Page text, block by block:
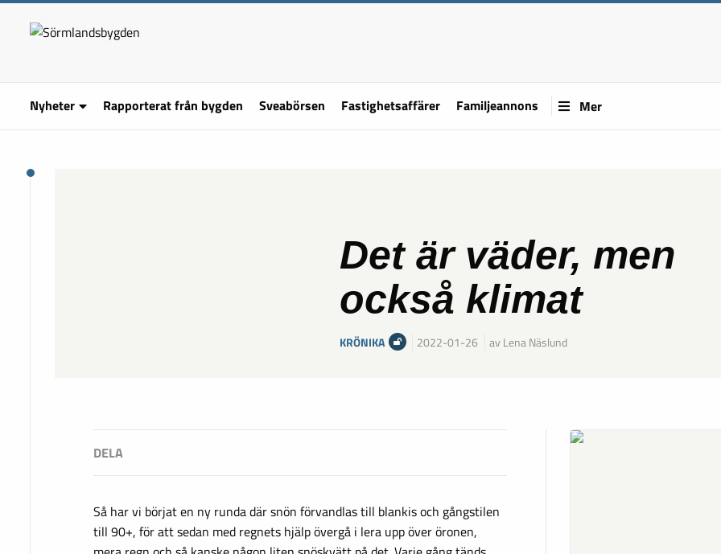
Nyheter Rapporterat från bygden Sveabörsen Fastighetsaffärer Familjeannons Mer
Det är väder, men
också klimat
KRÖNIKA 2022-01-26 av Lena Näslund
Så har vi börjat en ny runda där snön förvandlas till blankis och gångstilen
till 90+, för att sedan med regnets hjälp övergå i lera upp över öronen,